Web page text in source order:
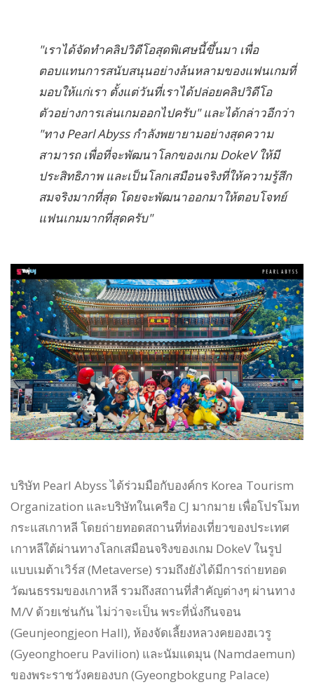
"เราได้จัดทำคลิปวิดีโอสุดพิเศษนี้ขึ้นมา เพื่อ
ตอบแทนการสนับสนุนอย่างล้นหลามของแฟนเกมที่
มอบให้แก่เรา ตั้งแต่วันที่เราได้ปล่อยคลิปวิดีโอ
ตัวอย่างการเล่นเกมออกไปครับ" และได้กล่าวอีกว่า
"ทาง Pearl Abyss กำลังพยายามอย่างสุดความ
สามารถ เพื่อที่จะพัฒนาโลกของเกม DokeV ให้มี
ประสิทธิภาพ และเป็นโลกเสมือนจริงที่ให้ความรู้สึก
สมจริงมากที่สุด โดยจะพัฒนาออกมาให้ตอบโจทย์
แฟนเกมมากที่สุดครับ"
บริษัท Pearl Abyss ได้ร่วมมือกับองค์กร Korea Tourism
Organization และบริษัทในเครือ CJ มากมาย เพื่อโปรโมท
กระแสเกาหลี โดยถ่ายทอดสถานที่ท่องเที่ยวของประเทศ
เกาหลีใต้ผ่านทางโลกเสมือนจริงของเกม DokeV ในรูป
แบบเมต้าเวิร์ส (Metaverse) รวมถึงยังได้มีการถ่ายทอด
วัฒนธรรมของเกาหลี รวมถึงสถานที่สำคัญต่างๆ ผ่านทาง
M/V ด้วยเช่นกัน ไม่ว่าจะเป็น พระที่นั่งกึนจอน
(Geunjeongjeon Hall), ห้องจัดเลี้ยงหลวงคยองฮเวรู
(Gyeonghoeru Pavilion) และนัมแดมุน (Namdaemun)
ของพระราชวังคยองบก (Gyeongbokgung Palace)